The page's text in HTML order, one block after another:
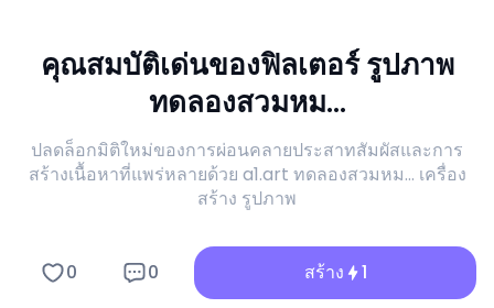
คุณสมบัติเด่นของฟิลเตอร์ รูปภาพ
ทดลองสวมหม...
ปลดล็อกมิติใหม่ของการผ่อนคลายประสาทสัมผัสและการ
สร้างเนื้อหาที่แพร่หลายด้วย a1.art ทดลองสวมหม... เครื่อง
สร้าง รูปภาพ
0 0 สร้าง 1